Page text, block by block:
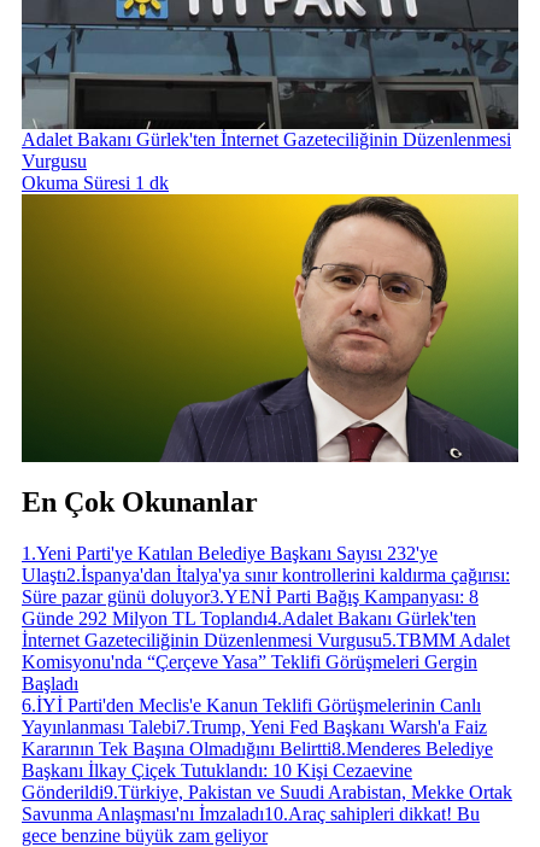
Adalet Bakanı Gürlek'ten İnternet Gazeteciliğinin Düzenlenmesi
Vurgusu
Okuma Süresi 1 dk
En Çok Okunanlar
1 .Yeni Parti'ye Katılan Belediye Başkanı Sayısı 232'ye
Ulaştı2.İspanya'dan İtalya'ya sınır kontrollerini kaldırma çağırısı:
Süre pazar günü doluyor3.YENİ Parti Bağış Kampanyası: 8
Günde 292 Milyon TL Toplandı4.Adalet Bakanı Gürlek'ten
İnternet Gazeteciliğinin Düzenlenmesi Vurgusu5.TBMM Adalet
Komisyonu'nda “Çerçeve Yasa” Teklifi Görüşmeleri Gergin
Başladı
6.İYİ Parti'den Meclis'e Kanun Teklifi Görüşmelerinin Canlı
Yayınlanması Talebi7.Trump, Yeni Fed Başkanı Warsh'a Faiz
Kararının Tek Başına Olmadığını Belirtti8.Menderes Belediye
Başkanı İlkay Çiçek Tutuklandı: 10 Kişi Cezaevine
Gönderildi9.Türkiye, Pakistan ve Suudi Arabistan, Mekke Ortak
Savunma Anlaşması'nı İmzaladı10.Araç sahipleri dikkat! Bu
gece benzine büyük zam geliyor